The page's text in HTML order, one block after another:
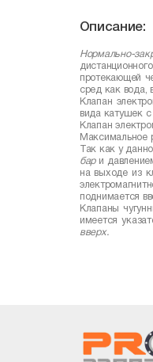
Описание:
Нормально-
протекающей
сред как вода,
Клапан
вида катушек
Клапан
Максимальное
Так как у
бари
на выходе из
поднимается
Клапаны
имеется
вверх.